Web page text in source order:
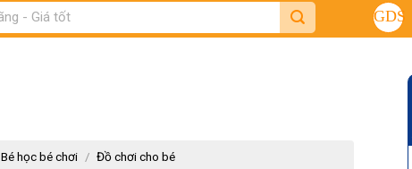
Bé học bé chơi / Đồ chơi cho bé